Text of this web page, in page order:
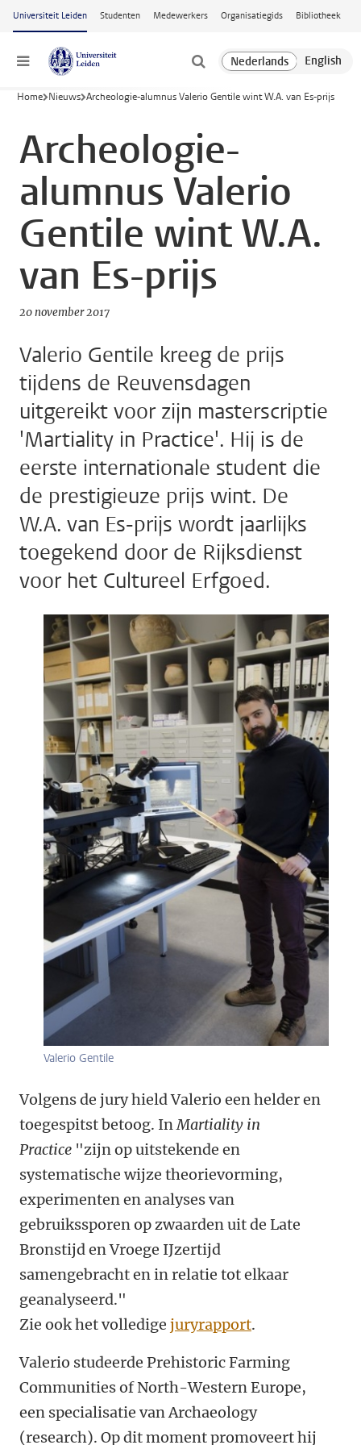
Ga naar hoofdinhoud
Universiteit Leiden Studenten Medewerkers Organisatiegids Bibliotheek
Menu
Home Nieuws Archeologie-alumnus Valerio Gentile wint W.A. van Es-prijs
Archeologie-
alumnus Valerio
Gentile wint W.A.
van Es-prijs
20 november 2017
Valerio Gentile kreeg de prijs
tijdens de Reuvensdagen
uitgereikt voor zijn masterscriptie
'Martiality in Practice'. Hij is de
eerste internationale student die
de prestigieuze prijs wint. De
W.A. van Es-prijs wordt jaarlijks
toegekend door de Rijksdienst
voor het Cultureel Erfgoed.
Valerio Gentile
Volgens de jury hield Valerio een helder en
toegespitst betoog. InMartiality in
Practice "zijn op uitstekende en
systematische wijze theorievorming,
experimenten en analyses van
gebruikssporen op zwaarden uit de Late
Bronstijd en Vroege IJzertijd
samengebracht en in relatie tot elkaar
geanalyseerd."
Zie ook het volledige juryrapport.
Valerio studeerde Prehistoric Farming
Communities of North-Western Europe,
een specialisatie van Archaeology
(research). Op dit moment promoveert hij